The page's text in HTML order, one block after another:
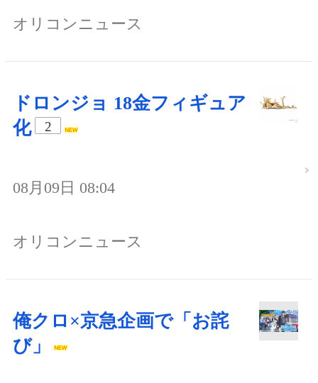
オリコンニュース
ドロンジョ 18金フィギュア
化
2
08月09日 08:04
オリコンニュース
俺クロ×京急企画で「お詫
び」